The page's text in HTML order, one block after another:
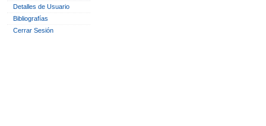
Detalles de Usuario
Bibliografías
Cerrar Sesión